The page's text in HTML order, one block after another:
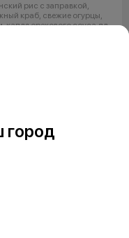
рис с заправкой,
краб, свежие огурцы,
капля орехового соуса для
город